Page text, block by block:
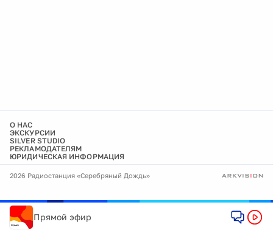
О НАС
ЭКСКУРСИИ
SILVER STUDIO
РЕКЛАМОДАТЕЛЯМ
ЮРИДИЧЕСКАЯ ИНФОРМАЦИЯ
2026 Радиостанция «Серебряный Дождь»
Прямой эфир